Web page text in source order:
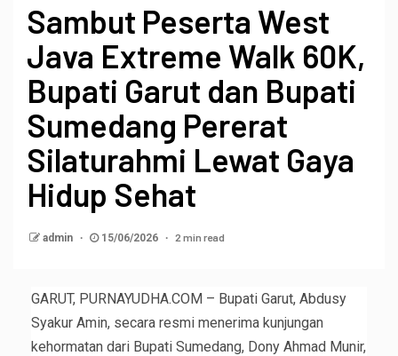
Sambut Peserta West
Java Extreme Walk 60K,
Bupati Garut dan Bupati
Sumedang Pererat
Silaturahmi Lewat Gaya
Hidup Sehat
admin 15/06/2026 2 min read
GARUT, PURNAYUDHA.COM – Bupati Garut, Abdusy
Syakur Amin, secara resmi menerima kunjungan
kehormatan dari Bupati Sumedang, Dony Ahmad Munir,